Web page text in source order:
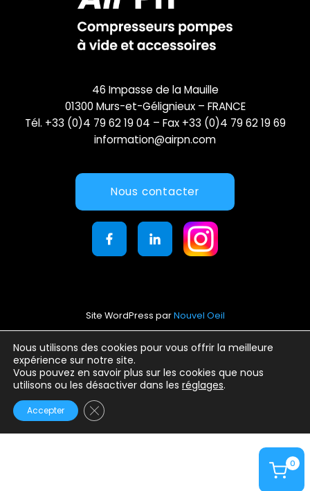
0
Nous utilisons des cookies pour vous offrir la meilleure
expérience sur notre site.
Vous pouvez en savoir plus sur les cookies que nous
utilisons ou les désactiver dans les réglages.
Accepter Fermer la bannière des cookies GDPR
46 Impasse de la Mauille
01300 Murs-et-Gélignieux – FRANCE
Tél. +33 (0)4 79 62 19 04 – Fax +33 (0)4 79 62 19 69
information@airpn.com
Nous contacter
Site WordPress parNouvel Oeil
Mentions légales
Conditions générales d’utilisation
Politique de confidentialité